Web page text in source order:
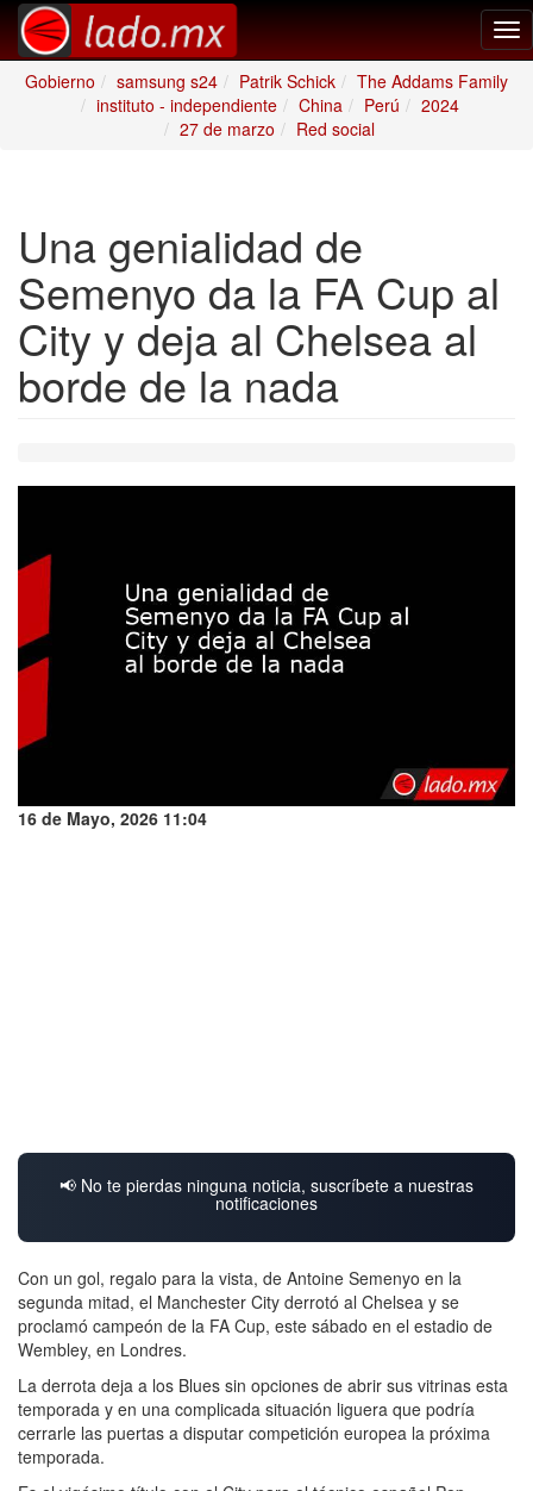
Gobierno
samsung s24 Patrik Schick
The Addams Family
instituto - independiente
China Perú
2024
27 de marzo
Red social
Una genialidad de
Semenyo da la FA Cup al
City y deja al Chelsea al
borde de la nada
16 de Mayo, 2026 11:04
📢 No te pierdas ninguna noticia, suscríbete a nuestras
notificaciones
Con un gol, regalo para la vista, de Antoine Semenyo en la
segunda mitad, el Manchester City derrotó al Chelsea y se
proclamó campeón de la FA Cup, este sábado en el estadio de
Wembley, en Londres.
La derrota deja a los Blues sin opciones de abrir sus vitrinas esta
temporada y en una complicada situación liguera que podría
cerrarle las puertas a disputar competición europea la próxima
temporada.